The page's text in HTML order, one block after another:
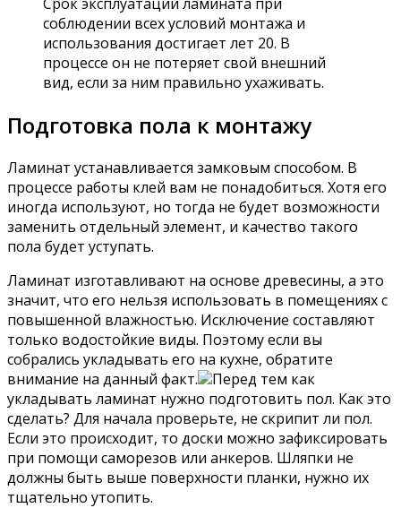
соблюдении всех условий монтажа и
использования достигает лет 20. В
процессе он не потеряет свой внешний
вид, если за ним правильно ухаживать.
Подготовка пола к монтажу
Ламинат устанавливается замковым способом. В
процессе работы клей вам не понадобиться. Хотя его
иногда используют, но тогда не будет возможности
заменить отдельный элемент, и качество такого
пола будет уступать.
Ламинат изготавливают на основе древесины, а это
значит, что его нельзя использовать в помещениях с
повышенной влажностью. Исключение составляют
только водостойкие виды. Поэтому если вы
собрались укладывать его на кухне, обратите
внимание на данный факт.
Перед тем как
укладывать ламинат нужно подготовить пол. Как это
сделать? Для начала проверьте, не скрипит ли пол.
Если это происходит, то доски можно зафиксировать
при помощи саморезов или анкеров. Шляпки не
должны быть выше поверхности планки, нужно их
тщательно утопить.